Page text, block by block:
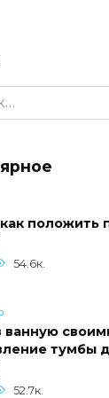
положить
54.6к.
ванную
тумбы
52.7к.